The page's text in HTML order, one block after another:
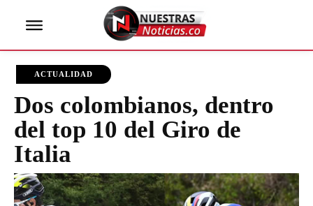
ACTUALIDAD
Dos colombianos, dentro
del top 10 del Giro de
Italia